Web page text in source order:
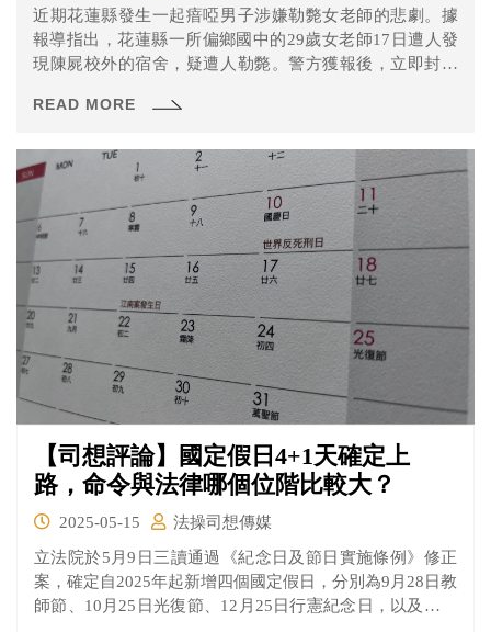
近期花蓮縣發生一起瘖啞男子涉嫌勒斃女老師的悲劇。據
報導指出，花蓮縣一所偏鄉國中的29歲女老師17日遭人發
現陳屍校外的宿舍，疑遭人勒斃。警方獲報後，立即封鎖
從監視器當中鎖定26劉姓瘖啞男子涉有重嫌，動員眾多警
疑似意圖畏罪輕生的劉男，卻因樹枝太細斷裂，當場被警
方逮捕。
READ MORE
【司想評論】國定假日4+1天確定上
路，命令與法律哪個位階比較大？
2025-05-15
法操司想傳媒
立法院於5月9日三讀通過《紀念日及節日實施條例》修正
案，確定自2025年起新增四個國定假日，分別為9月28日教
師節、10月25日光復節、12月25日行憲紀念日，以及農曆